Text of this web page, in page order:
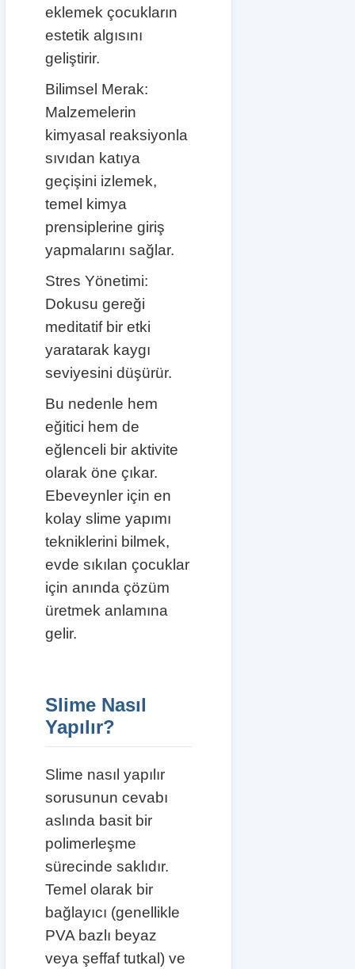
eklemek çocukların
estetik algısını
geliştirir.
Bilimsel Merak:
Malzemelerin
kimyasal reaksiyonla
sıvıdan katıya
geçişini izlemek,
temel kimya
prensiplerine giriş
yapmalarını sağlar.
Stres Yönetimi:
Dokusu gereği
meditatif bir etki
yaratarak kaygı
seviyesini düşürür.
Bu nedenle hem
eğitici hem de
eğlenceli bir aktivite
olarak öne çıkar.
Ebeveynler için en
kolay slime yapımı
tekniklerini bilmek,
evde sıkılan çocuklar
için anında çözüm
üretmek anlamına
gelir.
Slime Nasıl
Yapılır?
Slime nasıl yapılır
sorusunun cevabı
aslında basit bir
polimerleşme
sürecinde saklıdır.
Temel olarak bir
bağlayıcı (genellikle
PVA bazlı beyaz
veya şeffaf tutkal) ve